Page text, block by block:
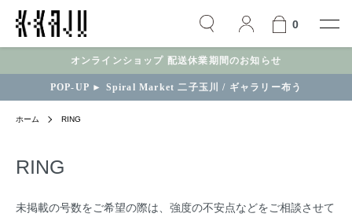
0
オンラインショップ 配送休業期間のお知らせ
POP-UP ► Spiral Market 二子玉川 / ギャラリー布う
ホーム RING
RING
未掲載の号数をご希望の際は、強度の不安点などをご相談させて